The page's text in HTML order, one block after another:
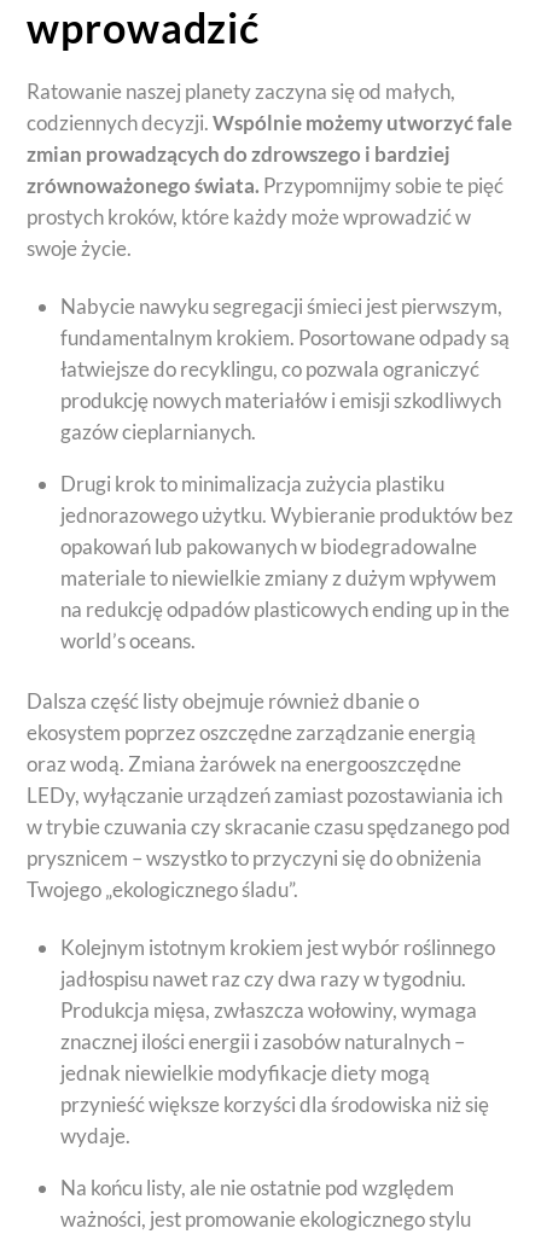
wprowadzić
Ratowanie naszej planety zaczyna się od małych,
codziennych decyzji.Wspólnie możemy utworzyć fale
zmian prowadzących do zdrowszego i bardziej
zrównoważonego świata. Przypomnijmy sobie te pięć
prostych kroków, które każdy może wprowadzić w
swoje życie.
Nabycie nawyku segregacji śmieci jest pierwszym,
fundamentalnym krokiem. Posortowane odpady są
łatwiejsze do recyklingu, co pozwala ograniczyć
produkcję nowych materiałów i emisji szkodliwych
gazów cieplarnianych.
Drugi krok to minimalizacja zużycia plastiku
jednorazowego użytku. Wybieranie produktów bez
opakowań lub pakowanych w biodegradowalne
materiale to niewielkie zmiany z dużym wpływem
na redukcję odpadów plasticowych ending up in the
world’s oceans.
Dalsza część listy obejmuje również dbanie o
ekosystem poprzez oszczędne zarządzanie energią
oraz wodą. Zmiana żarówek na energooszczędne
LEDy, wyłączanie urządzeń zamiast pozostawiania ich
w trybie czuwania czy skracanie czasu spędzanego pod
prysznicem – wszystko to przyczyni się do obniżenia
Twojego „ekologicznego śladu”.
Kolejnym istotnym krokiem jest wybór roślinnego
jadłospisu nawet raz czy dwa razy w tygodniu.
Produkcja mięsa, zwłaszcza wołowiny, wymaga
znacznej ilości energii i zasobów naturalnych –
jednak niewielkie modyfikacje diety mogą
przynieść większe korzyści dla środowiska niż się
wydaje.
Na końcu listy, ale nie ostatnie pod względem
ważności, jest promowanie ekologicznego stylu